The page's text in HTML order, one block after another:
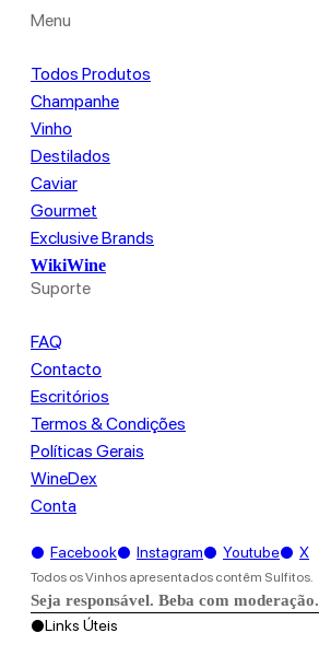
Menu
Todos Produtos
Champanhe
Vinho
Destilados
Caviar
Gourmet
Exclusive Brands
WikiWine
Suporte
FAQ
Contacto
Escritórios
Termos & Condições
Políticas Gerais
WineDex
Conta
● Facebook● Instagram● Youtube● X
Todos os Vinhos apresentados contêm Sulfitos.
Seja responsável. Beba com moderação.
●Links Úteis